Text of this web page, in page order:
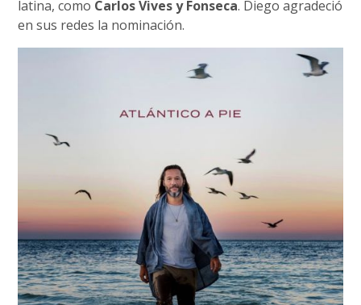
latina, como Carlos Vives y Fonseca. Diego agradeció
en sus redes la nominación.